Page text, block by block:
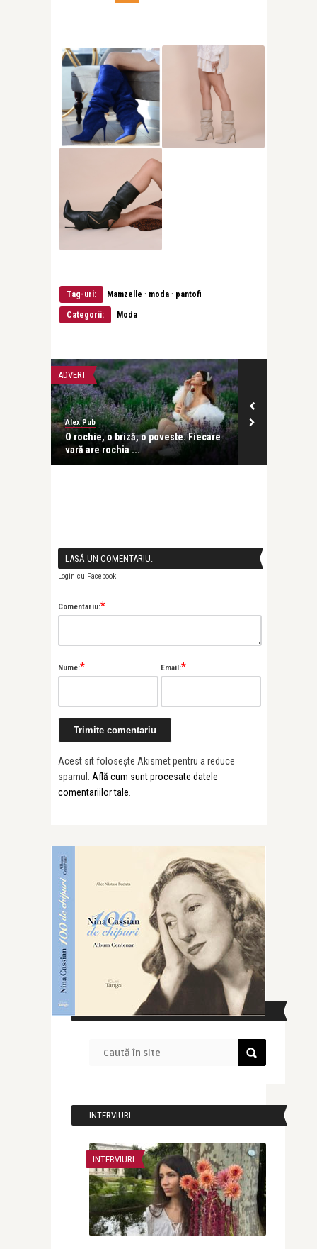
Tag-uri: Mamzelle · moda · pantofi
Categorii: Moda
ADVERT
Alex Pub
O rochie, o briză, o poveste. Fiecare
vară are rochia ...
LASĂ UN COMENTARIU:
Login cu Facebook
Comentariu:*
Nume:* Email:*
Acest sit folosește Akismet pentru a reduce
spamul. Află cum sunt procesate datele
comentariilor tale
CAUTĂ ÎN SITE
INTERVIURI
INTERVIURI